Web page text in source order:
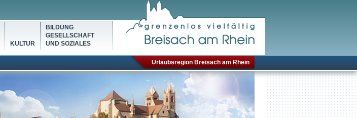
KULTUR
BILDUNG
GESELLSCHAFT
UND SOZIALES
Urlaubsregion Breisach am Rhein